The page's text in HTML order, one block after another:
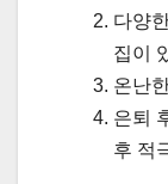
다양
집이
온난
은퇴
후 적